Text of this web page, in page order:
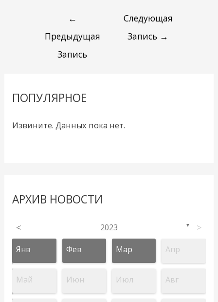
←
Предыдущая
Запись
Следующая
Запись →
ПОПУЛЯРНОЕ
Извините. Данных пока нет.
АРХИВ НОВОСТИ
< 2023 ▼ >
Янв Фев Мар Апр
Май Июн Июл Авг